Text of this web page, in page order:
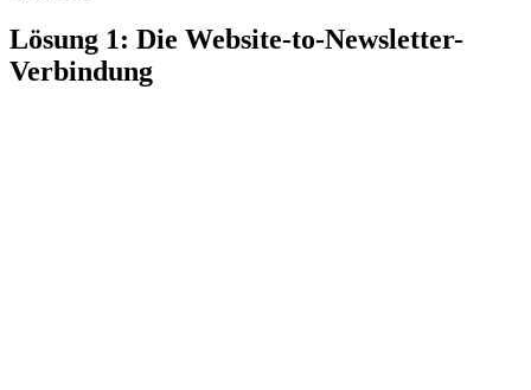
Lösung 1: Die Website-to-Newsletter-
Verbindung